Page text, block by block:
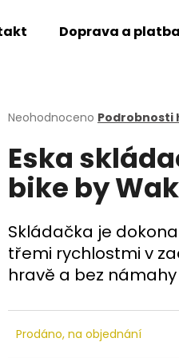
Doprava a
Průměrné
produktu
je
0,0
hvězdiček.
Neohodnoceno Podrobnosti
Eska
bike by
Skládačka je
třemi rychlostmi v
hravě a bez
Prodáno, na objednání
HLEDAT